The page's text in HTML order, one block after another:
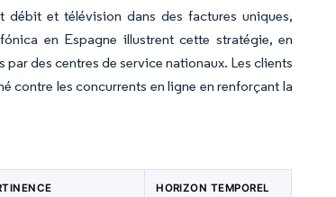
débit et télévision dans des factures uniques,
en Espagne illustrent cette stratégie, en
des centres de service nationaux. Les clients
contre les concurrents en ligne en renforçant la
HORIZON TEMPOREL